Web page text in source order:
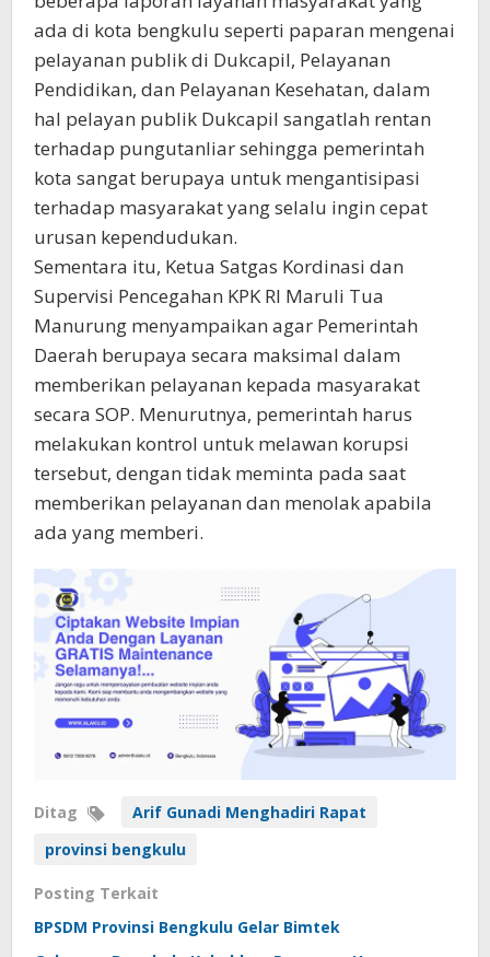
ada di kota bengkulu seperti paparan mengenai
pelayanan publik di Dukcapil, Pelayanan
Pendidikan, dan Pelayanan Kesehatan, dalam
hal pelayan publik Dukcapil sangatlah rentan
terhadap pungutanliar sehingga pemerintah
kota sangat berupaya untuk mengantisipasi
terhadap masyarakat yang selalu ingin cepat
urusan kependudukan.
Sementara itu, Ketua Satgas Kordinasi dan
Supervisi Pencegahan KPK RI Maruli Tua
Manurung menyampaikan agar Pemerintah
Daerah berupaya secara maksimal dalam
memberikan pelayanan kepada masyarakat
secara SOP. Menurutnya, pemerintah harus
melakukan kontrol untuk melawan korupsi
tersebut, dengan tidak meminta pada saat
memberikan pelayanan dan menolak apabila
ada yang memberi.
Ditag
Arif Gunadi Menghadiri Rapat
provinsi bengkulu
Posting Terkait
BPSDM Provinsi Bengkulu Gelar Bimtek